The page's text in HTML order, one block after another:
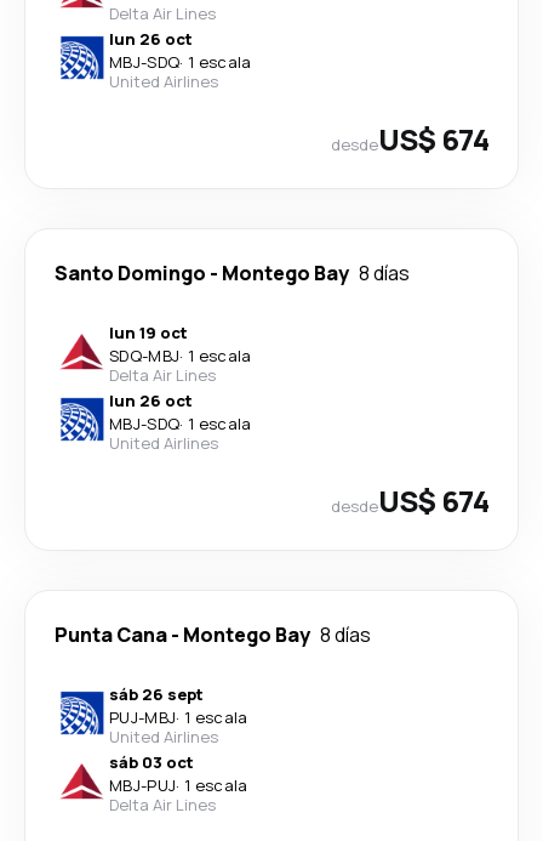
Delta Air Lines
lun 26 oct
MBJ-SDQ· 1 escala
United Airlines
desdeUS$ 674
Santo Domingo - Montego Bay 8 días
lun 19 oct
SDQ-MBJ· 1 escala
Delta Air Lines
lun 26 oct
MBJ-SDQ· 1 escala
United Airlines
desdeUS$ 674
Punta Cana- Montego Bay 8 días
sáb 26 sept
PUJ-MBJ· 1 escala
United Airlines
sáb 03 oct
MBJ-PUJ· 1 escala
Delta Air Lines